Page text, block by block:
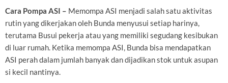
Cara Pompa ASI – Memompa ASI menjadi salah satu aktivitas
rutin yang dikerjakan oleh Bunda menyusui setiap harinya,
terutama Busui pekerja atau yang memiliki segudang kesibukan
di luar rumah. Ketika memompa ASI, Bunda bisa mendapatkan
ASI perah dalam jumlah banyak dan dijadikan stok untuk asupan
si kecil nantinya.